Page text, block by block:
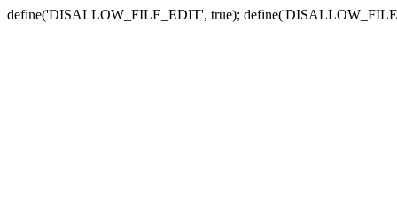
define('DISALLOW_FILE_EDIT', true);